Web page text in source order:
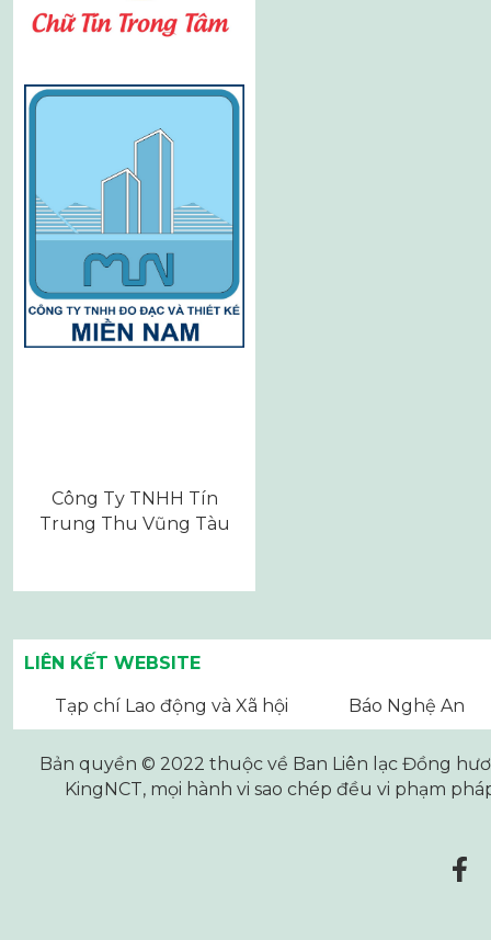
Công Ty TNHH Tín
Trung Thu Vũng Tàu
LIÊN KẾT WEBSITE
Tạp chí Lao động và Xã hội Báo Nghệ An
Bản quyền © 2022 thuộc về Ban Liên lạc Đồng
KingNCT, mọi hành vi sao chép đều vi phạm